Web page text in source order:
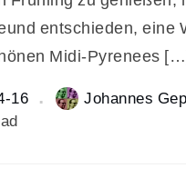
entschieden, eine
Midi-Pyrenees
16 Johannes